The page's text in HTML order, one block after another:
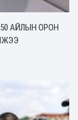
АЙЛЫН ОРОН